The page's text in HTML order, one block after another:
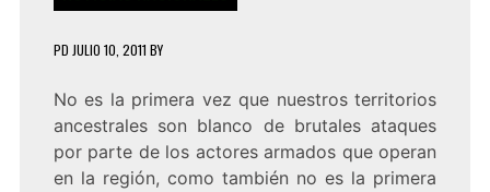
PD JULIO 10, 2011 BY
No es la primera vez que nuestros territorios
ancestrales son blanco de brutales ataques
por parte de los actores armados que operan
en la región, como también no es la primera